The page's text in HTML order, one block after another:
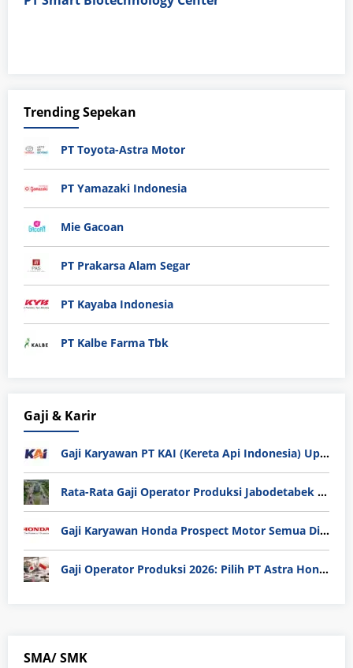
Trending Sepekan
PT Toyota-Astra Motor
PT Yamazaki Indonesia
Mie Gacoan
PT Prakarsa Alam Segar
PT Kayaba Indonesia
PT Kalbe Farma Tbk
Gaji & Karir
Gaji Karyawan PT KAI (Kereta Api Indonesia) Update 2025
Rata-Rata Gaji Operator Produksi Jabodetabek 2025: Bedah Tuntas UMK, Lemburan, dan Realita Hidup Buruh
Gaji Karyawan Honda Prospect Motor Semua Divisi
Gaji Operator Produksi 2026: Pilih PT Astra Honda Motor (AHM) atau Manufaktur di Jepang?
SMA/ SMK